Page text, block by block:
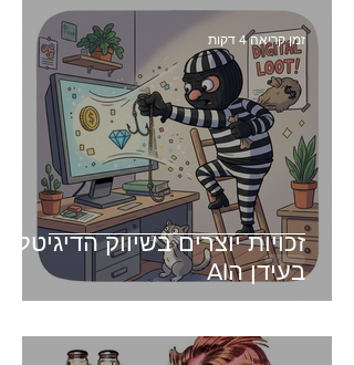
זכויות יוצרים בשיווק הדיגיטלי
בעידן הAI
זמן קריאה 4 דקות